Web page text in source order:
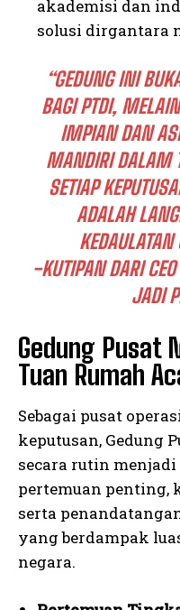
akademisi dan
solusi dirgantara
“GEDUNG INI
BAGI PTDI,
IMPIAN DAN
MANDIRI DALAM
SETIAP
ADALAH
-KUTIPAN DARI
JADI
Gedung Pusat
Tuan Rumah
Sebagai pusat
keputusan, Gedung
secara rutin
pertemuan penting,
serta
yang berdampak
negara.